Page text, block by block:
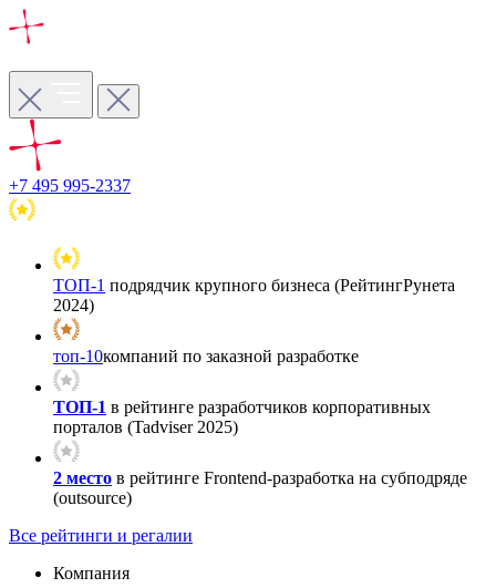
+7 495 995-2337
ТОП-1 подрядчик крупного бизнеса (РейтингРунета
2024)
топ-10компаний по заказной разработке
ТОП-1 в рейтинге разработчиков корпоративных
порталов (Tadviser 2025)
2 место в рейтинге Frontend-разработка на субподряде
(outsource)
Все рейтинги и регалии
Компания